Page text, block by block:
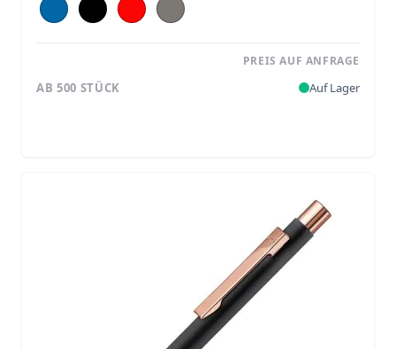
PREIS AUF ANFRAGE
AB 500 STÜCK Auf Lager